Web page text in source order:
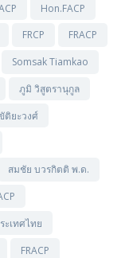
Hon.FACP
FRCP
FRACP
Somsak Tiamkao
ภูมิ วิสูตรานุกูล
ติยะวงศ์
สมชัย บวรกิตติ พ.ด.
เทศไทย
FRACP